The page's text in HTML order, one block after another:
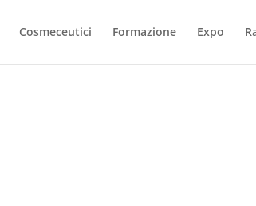
Cosmeceutici Formazione Expo